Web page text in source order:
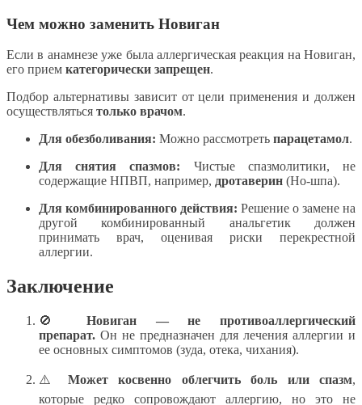
Чем можно заменить Новиган
Если в анамнезе уже была аллергическая реакция на Новиган,
его прием категорически запрещен.
Подбор альтернативы зависит от цели применения и должен
осуществляться только врачом.
Для обезболивания: Можно рассмотреть парацетамол.
Для снятия спазмов: Чистые спазмолитики, не
содержащие НПВП, например, дротаверин (Но-шпа).
Для комбинированного действия: Решение о замене на
другой комбинированный анальгетик должен
принимать врач, оценивая риски перекрестной
аллергии.
Заключение
🚫Новиган — не противоаллергический
препарат. Он не предназначен для лечения аллергии и
ее основных симптомов (зуда, отека, чихания).
⚠️ Может косвенно облегчить боль или спазм,
которые редко сопровождают аллергию, но это не